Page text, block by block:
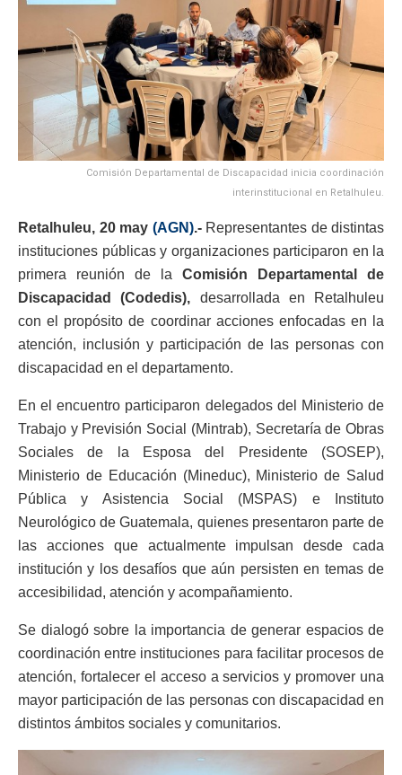
Comisión Departamental de Discapacidad inicia coordinación
interinstitucional en Retalhuleu.
Retalhuleu, 20 may (AGN).- Representantes de distintas
instituciones públicas y organizaciones participaron en la
primera reunión de la Comisión Departamental de
Discapacidad (Codedis), desarrollada en Retalhuleu
con el propósito de coordinar acciones enfocadas en la
atención, inclusión y participación de las personas con
discapacidad en el departamento.
En el encuentro participaron delegados del Ministerio de
Trabajo y Previsión Social (Mintrab), Secretaría de Obras
Sociales de la Esposa del Presidente (SOSEP),
Ministerio de Educación (Mineduc), Ministerio de Salud
Pública y Asistencia Social (MSPAS) e Instituto
Neurológico de Guatemala, quienes presentaron parte de
las acciones que actualmente impulsan desde cada
institución y los desafíos que aún persisten en temas de
accesibilidad, atención y acompañamiento.
Se dialogó sobre la importancia de generar espacios de
coordinación entre instituciones para facilitar procesos de
atención, fortalecer el acceso a servicios y promover una
mayor participación de las personas con discapacidad en
distintos ámbitos sociales y comunitarios.